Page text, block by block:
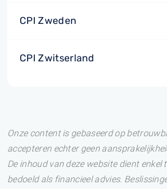
CPI Zweden
CPI Zwitserland
Onze content is gebaseerd op
accepteren echter geen
De inhoud van deze website dient
bedoeld als financieel advies.